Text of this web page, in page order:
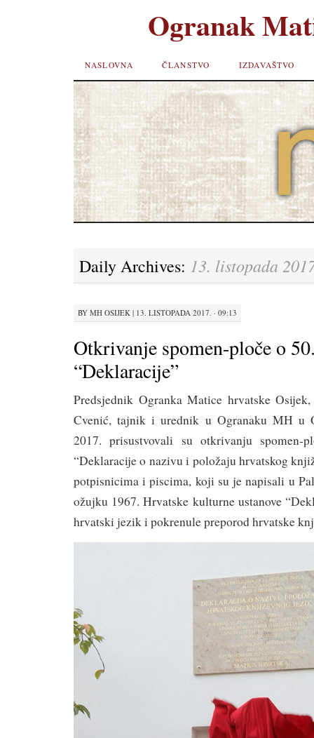
Ogranak
SKIP TO
CONTENT
NASLOVNA ČLANSTVO IZDAVAŠTVO
Daily Archives: 13. listopada
BY MH OSIJEK | 13. LISTOPADA 2017. · 09:13
Otkrivanje spomen-ploče o
“Deklaracije”
Predsjednik Ogranka Matice hrvatske
Cvenić, tajnik i urednik u Ogranaku MH u
2017. prisustvovali su otkrivanju spomen-
“Deklaracije o nazivu i položaju hrvatskog
potpisnicima i piscima, koji su je napisali u
ožujku 1967. Hrvatske kulturne ustanove
hrvatski jezik i pokrenule preporod hrvatske